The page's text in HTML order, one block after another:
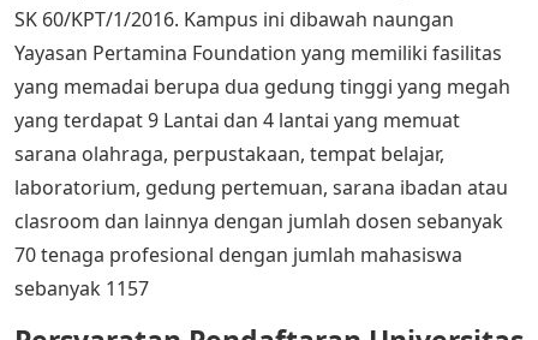
SK 60/KPT/1/2016. Kampus ini dibawah naungan
Yayasan Pertamina Foundation yang memiliki fasilitas
yang memadai berupa dua gedung tinggi yang megah
yang terdapat 9 Lantai dan 4 lantai yang memuat
sarana olahraga, perpustakaan, tempat belajar,
laboratorium, gedung pertemuan, sarana ibadan atau
clasroom dan lainnya dengan jumlah dosen sebanyak
70 tenaga profesional dengan jumlah mahasiswa
sebanyak 1157